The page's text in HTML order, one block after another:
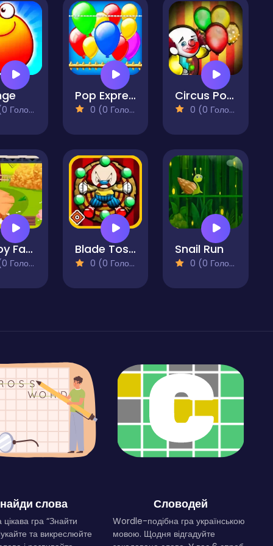
Pop Express
0 (0 Голосів)
Circus Pop Balloons
0 (0 Голосів)
Happy Farm Blade Toss Clown
0 (0 Голосів)
Snail Run
0 (0 Голосів)
слова
гра “Знайти
та викреслюйте
Словодей
Wordle-подібна гра українською
мовою. Щодня відгадуйте